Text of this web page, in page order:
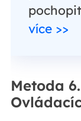
více >>
Metoda